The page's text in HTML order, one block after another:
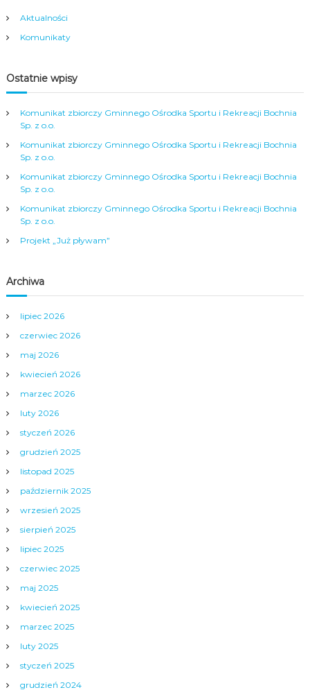
g
a
c
j
a
w
p
i
u
Aktualności
Komunikaty
Ostatnie wpisy
Komunikat zbiorczy Gminnego Ośrodka Sportu i Rekreacji Bochnia
Sp. z o.o.
Komunikat zbiorczy Gminnego Ośrodka Sportu i Rekreacji Bochnia
Sp. z o.o.
Komunikat zbiorczy Gminnego Ośrodka Sportu i Rekreacji Bochnia
Sp. z o.o.
Komunikat zbiorczy Gminnego Ośrodka Sportu i Rekreacji Bochnia
Sp. z o.o.
Projekt „Już pływam”
Archiwa
lipiec 2026
czerwiec 2026
maj 2026
kwiecień 2026
marzec 2026
luty 2026
styczeń 2026
grudzień 2025
listopad 2025
październik 2025
wrzesień 2025
sierpień 2025
lipiec 2025
czerwiec 2025
maj 2025
kwiecień 2025
marzec 2025
luty 2025
styczeń 2025
grudzień 2024